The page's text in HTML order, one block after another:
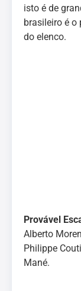
isto é de
brasileiro é o
do elenco.
Provável
Alberto
Philippe
Mané.